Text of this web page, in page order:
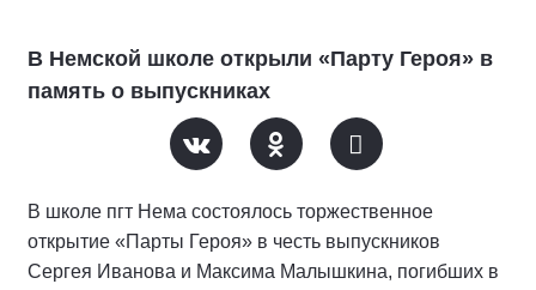
В Немской школе открыли «Парту Героя» в
память о выпускниках
В школе пгт Нема состоялось торжественное
открытие «Парты Героя» в честь выпускников
Сергея Иванова и Максима Малышкина, погибших в